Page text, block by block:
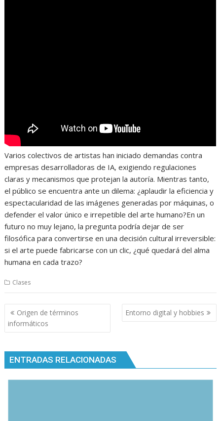
Varios colectivos de artistas han iniciado demandas contra
empresas desarrolladoras de IA, exigiendo regulaciones
claras y mecanismos que protejan la autoría. Mientras tanto,
el público se encuentra ante un dilema: ¿aplaudir la eficiencia y
espectacularidad de las imágenes generadas por máquinas, o
defender el valor único e irrepetible del arte humano?En un
futuro no muy lejano, la pregunta podría dejar de ser
filosófica para convertirse en una decisión cultural irreversible:
si el arte puede fabricarse con un clic, ¿qué quedará del alma
humana en cada trazo?
Clases
Navegación
de
entradas
Origen de términos
informáticos
Entorno digital y hobbies
ENTRADAS RELACIONADAS